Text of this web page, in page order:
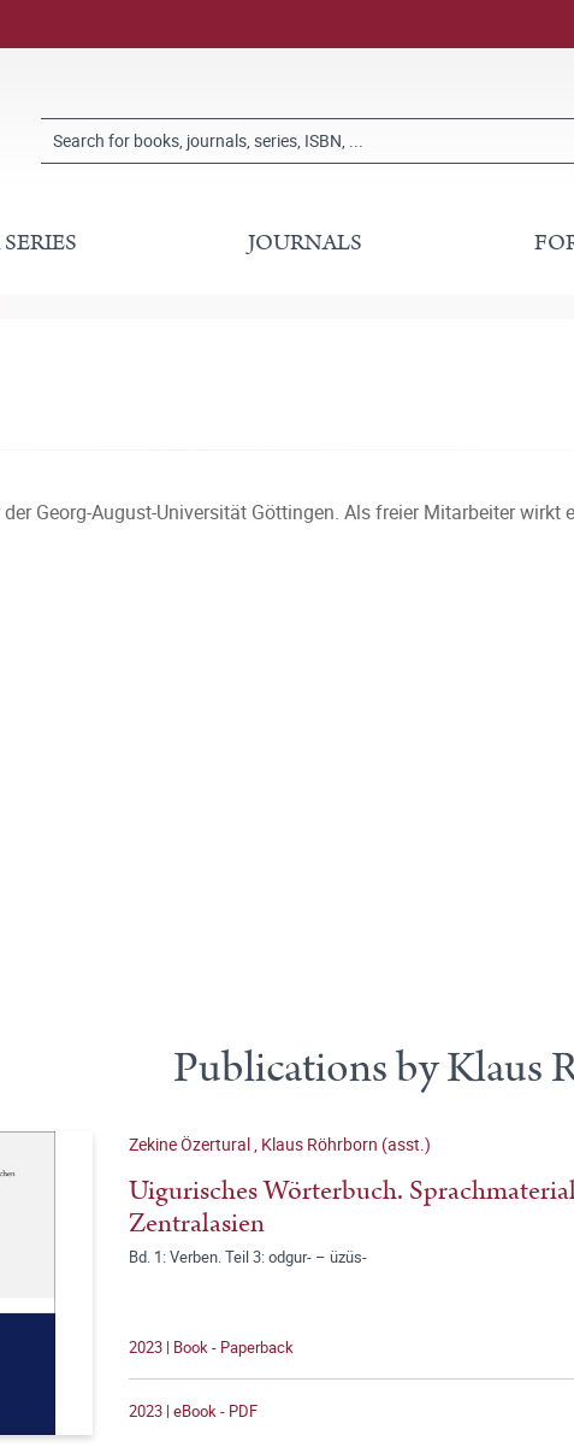
JOURNALS
Georg-August-Universität Göttingen. Als freier Mitarbeiter wirkt
Publications by Klaus
Zekine Özertural, Klaus Röhrborn (asst.)
Uigurisches Wörterbuch.
Zentralasien
Bd. 1: Verben. Teil 3: odgur- – üzüs-
2023 | Book - Paperback
2023 | eBook - PDF